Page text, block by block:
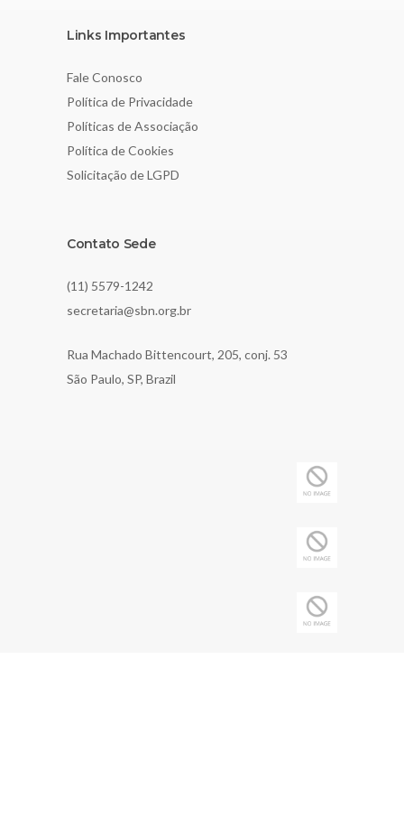
Links Importantes
Fale Conosco
Política de Privacidade
Políticas de Associação
Política de Cookies
Solicitação de LGPD
Contato Sede
(11) 5579-1242
secretaria@sbn.org.br
Rua Machado Bittencourt, 205, conj. 53
São Paulo, SP, Brazil